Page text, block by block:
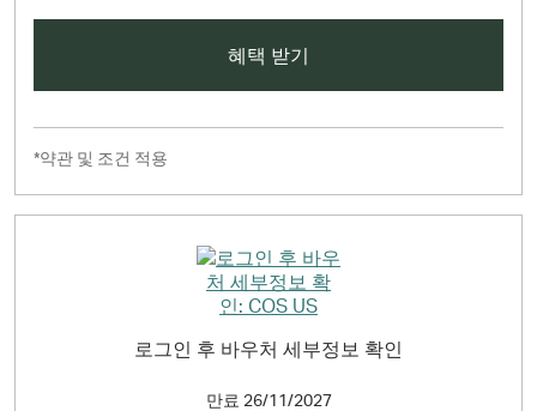
혜택 받기
*약관 및 조건 적용
로그인 후 바우처 세부정보 확인
만료 26/11/2027